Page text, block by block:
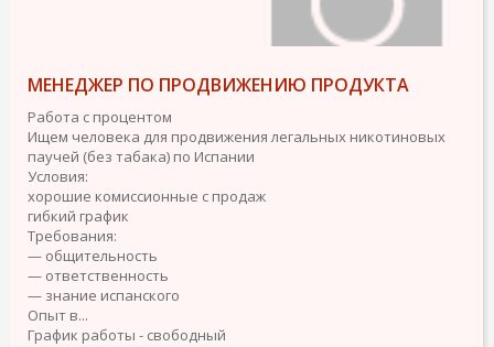
МЕНЕДЖЕР ПО ПРОДВИЖЕНИЮ ПРОДУКТА
Работа с процентом
Ищем человека для продвижения легальных никотиновых
паучей (без табака) по Испании
Условия:
хорошие комиссионные с продаж
гибкий график
Требования:
— общительность
— ответственность
— знание испанского
Опыт в...
График работы - свободный